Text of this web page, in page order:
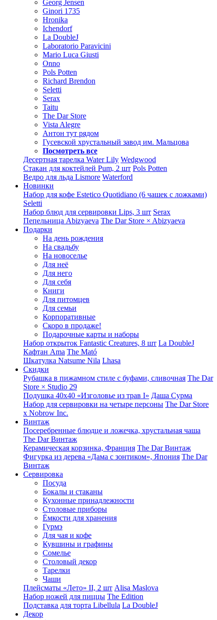
Georg Jensen
Ginori 1735
Hronika
Ichendorf
La DoubleJ
Laboratorio Paravicini
Mario Luca Giusti
Onno
Pols Potten
Richard Brendon
Seletti
Serax
Taitu
The Dar Store
Vista Alegre
Антон тут рядом
Гусевской хрустальный завод им. Мальцова
Посмотреть все
Десертная тарелка Water Lily Wedgwood
Стакан для коктейлей Pum, 2 шт Pols Potten
Ведро для льда Lismore Waterford
Новинки
Набор для кофе Estetico Quotidiano (6 чашек с ложками)
Seletti
Набор блюд для сервировки Lips, 3 шт Serax
Пепельница Abizyaeva The Dar Store × Abizyaeva
Подарки
На день рождения
На свадьбу
На новоселье
Для неё
Для него
Для себя
Книги
Для питомцев
Для семьи
Корпоративные
Скоро в продаже!
Подарочные карты и наборы
Набор открыток Fantastic Creatures, 8 шт La DoubleJ
Кафтан Ama The Mató
Шкатулка Natsume Nila Lhasa
Скидки
Рубашка в пижамном стиле с буфами, сливочная The Dar
Store × Studio 29
Подушка 40x40 «Изголовье из трав I» Даша Сурма
Набор для сервировки на четыре персоны The Dar Store
х Nobrow Inc.
Винтаж
Посеребренные блюдце и ложечка, хрустальная чаша
The Dar Винтаж
Керамическая корзинка, Франция The Dar Винтаж
Фигурка из дерева «Дама с зонтиком», Япония The Dar
Винтаж
Сервировка
Посуда
Бокалы и стаканы
Кухонные принадлежности
Столовые приборы
Ëмкости для хранения
Гурмэ
Для чая и кофе
Кувшины и графины
Сомелье
Столовый декор
Тарелки
Чаши
Плейсматы «Лето» II, 2 шт Alisa Maslova
Набор ножей для пиццы The Edition
Подставка для торта Libellula La DoubleJ
Декор